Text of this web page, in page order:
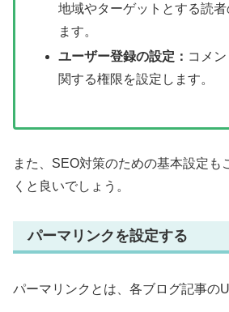
地域やターゲットとする読
ます。
ユーザー登録の設定： コメ
関する権限を設定します。
また、SEO対策のための基本設定も
くと良いでしょう。
パーマリンクを設定する
パーマリンクとは、各ブログ記事の